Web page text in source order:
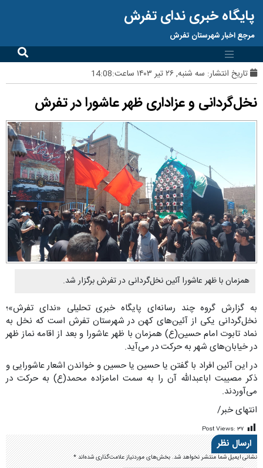
پایگاه خبری ندای تفرش
مرجع اخبار شهرستان تفرش
تاریخ انتشار: سه شنبه, ۲۶ تیر ۱۴۰۳ ساعت:14:08
نخل‌گردانی و عزاداری ظهر عاشورا در تفرش
همزمان با ظهر عاشورا آئین نخل‌گردانی در تفرش برگزار شد.
به گزارش گروه چند رسانه‌ای پایگاه خبری تحلیلی «ندای تفرش»؛
نخل‌گردانی یکی از آئین‌های کهن در شهرستان تفرش است که نخل به
نماد تابوت امام حسین(ع) همزمان با ظهر عاشورا و بعد از اقامه نماز ظهر
در خیابان‌های شهر به حرکت در می‌آید.
در این آئین افراد با گفتن یا حسین یا حسین و خواندن اشعار عاشورایی و
ذکر مصیبت اباعبدالله آن را به سمت امامزاده محمد(ع) به حرکت در
می‌آوردند.
انتهای خبر/
Post Views: ۳۷
ارسال نظر
نشانی ایمیل شما منتشر نخواهد شد.بخش‌های موردنیاز علامت‌گذاری شده‌اند*